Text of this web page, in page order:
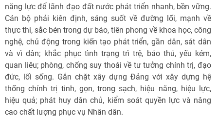
năng lực để lãnh đạo đất nước phát triển nhanh, bền vững.
Cán bộ phải kiên định, sáng suốt về đường lối, mạnh về
thực thi, sắc bén trong dự báo, tiên phong về khoa học, công
nghệ, chủ động trong kiến tạo phát triển, gần dân, sát dân
và vì dân; khắc phục tình trạng trì trệ, bảo thủ, yếu kém,
quan liêu; phòng, chống suy thoái về tư tưởng chính trị, đạo
đức, lối sống. Gắn chặt xây dựng Đảng với xây dựng hệ
thống chính trị tinh, gọn, trong sạch, hiệu năng, hiệu lực,
hiệu quả; phát huy dân chủ, kiểm soát quyền lực và nâng
cao chất lượng phục vụ Nhân dân.